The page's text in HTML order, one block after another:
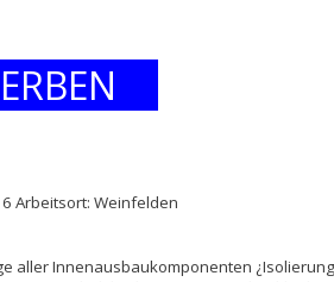
Arbeitsort: Weinfelden
aller Innenausbaukomponenten